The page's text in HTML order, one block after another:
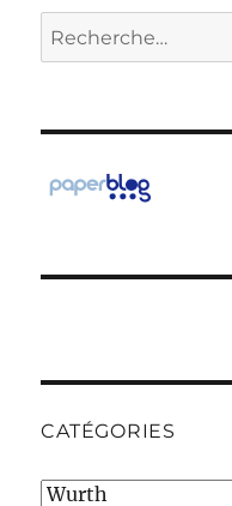
Recherche
pour :
CATÉGORIES
Catégories